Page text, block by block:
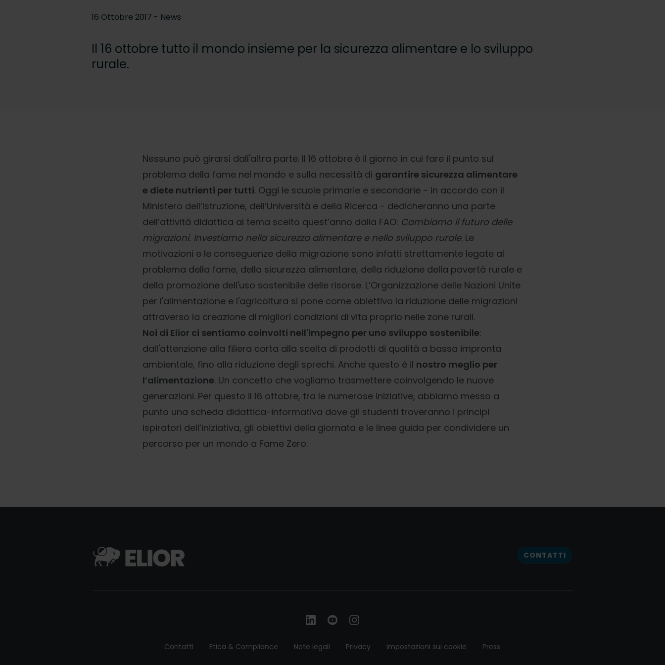
16 Ottobre 2017 - News
Il 16 ottobre tutto il mondo insieme per la sicurezza alimentare e lo sviluppo
rurale.
Nessuno può girarsi dall'altra parte. Il 16 ottobre è il giorno in cui fare il punto sul
problema della fame nel mondo e sulla necessità di garantire sicurezza alimentare
e diete nutrienti per tutti. Oggi le scuole primarie e secondarie - in accordo con il
Ministero dell’Istruzione, dell’Università e della Ricerca - dedicheranno una parte
dell’attività didattica al tema scelto quest’anno dalla FAO: Cambiamo il futuro delle
migrazioni. Investiamo nella sicurezza alimentare e nello sviluppo rurale. Le
motivazioni e le conseguenze della migrazione sono infatti strettamente legate al
problema della fame, della sicurezza alimentare, della riduzione della povertà rurale e
della promozione dell'uso sostenibile delle risorse. L’Organizzazione delle Nazioni Unite
per l'alimentazione e l'agricoltura si pone come obiettivo la riduzione delle migrazioni
attraverso la creazione di migliori condizioni di vita proprio nelle zone rurali.
Noi di Elior ci sentiamo coinvolti nell'impegno per uno sviluppo sostenibile:
dall'attenzione alla filiera corta alla scelta di prodotti di qualità a bassa impronta
ambientale, fino alla riduzione degli sprechi. Anche questo è il nostro meglio per
l’alimentazione. Un concetto che vogliamo trasmettere coinvolgendo le nuove
generazioni. Per questo il 16 ottobre, tra le numerose iniziative, abbiamo messo a
punto una scheda didattica-informativa dove gli studenti troveranno i principi
ispiratori dell’iniziativa, gli obiettivi della giornata e le linee guida per condividere un
percorso per un mondo a Fame Zero.
CONTATTI
Contatti Etica & Compliance Note legali Privacy Impostazioni sui cookie Press